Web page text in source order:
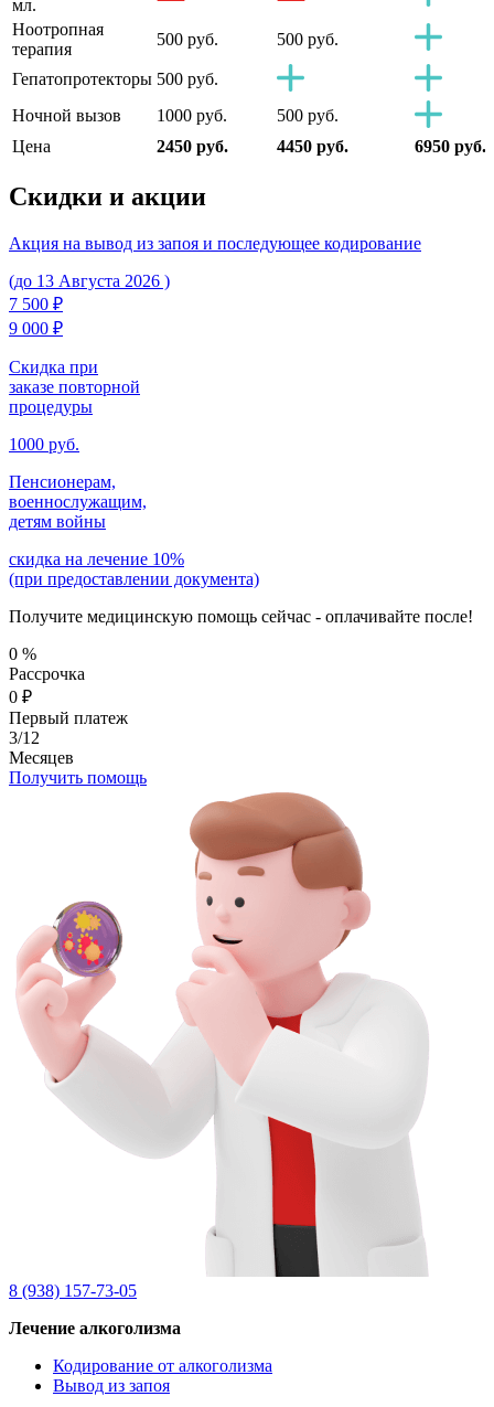
мл.
Ноотропная
терапия
500 руб. 500 руб.
Гепатопротекторы 500 руб.
Ночной вызов
1000 руб.
500 руб.
Цена
2450 руб. 4450 руб. 6950 руб.
Скидки и акции
Акция на вывод из запоя и последующее кодирование
(до 13 Августа 2026 )
7 500 ₽
9 000 ₽
Скидка при
заказе повторной
процедуры
1000 руб.
Пенсионерам,
военнослужащим,
детям войны
скидка на лечение 10%
(при предоставлении документа)
Получите медицинскую помощь сейчас - оплачивайте после!
0 %
Рассрочка
0 ₽
Первый платеж
3/12
Месяцев
Получить помощь
8 (938) 157-73-05
Лечение алкоголизма
Кодирование от алкоголизма
Вывод из запоя